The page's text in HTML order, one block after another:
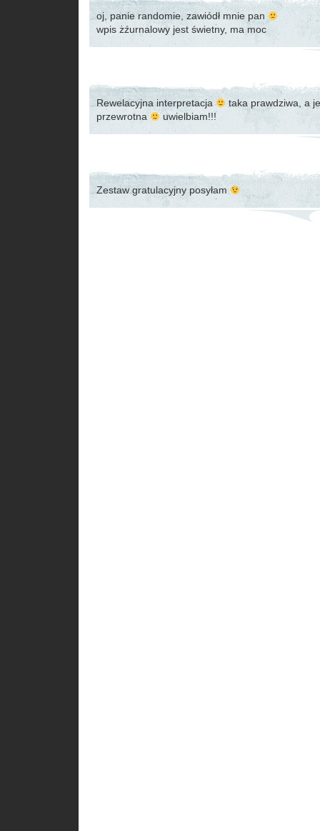
oj, panie randomie, zawiódł mnie pan
wpis żźurnalowy jest świetny, ma moc
Rewelacyjna interpretacja
taka prawdziwa, a
przewrotna
uwielbiam!!!
Zestaw gratulacyjny posyłam